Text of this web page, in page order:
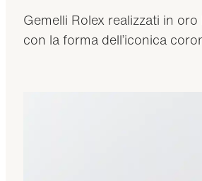
Gemelli Rolex realizzati in
con la forma dell’iconica